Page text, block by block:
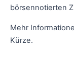
börsennotierten
Mehr
Kürze.